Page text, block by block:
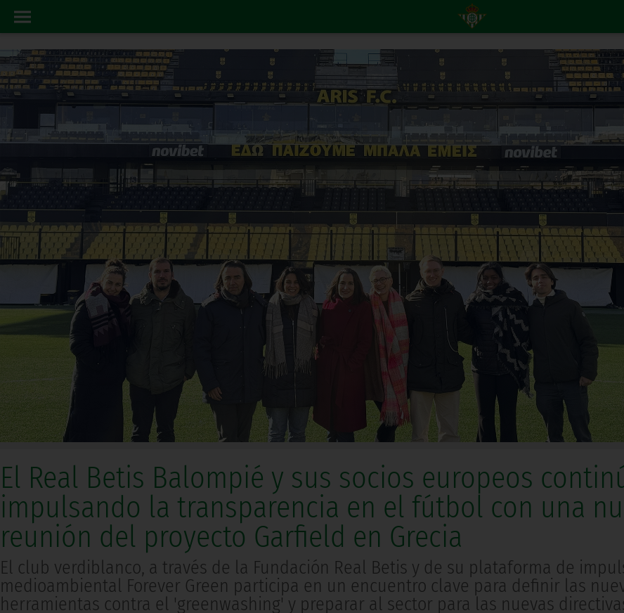
El Real Betis Balompié y sus socios europeos
impulsando la transparencia en el fútbol con una
reunión del proyecto Garfield en Grecia
El club verdiblanco, a través de la Fundación Real Betis y de su plataforma de
medioambiental Forever Green participa en un encuentro clave para definir las
herramientas contra el 'greenwashing' y preparar al sector para las nuevas